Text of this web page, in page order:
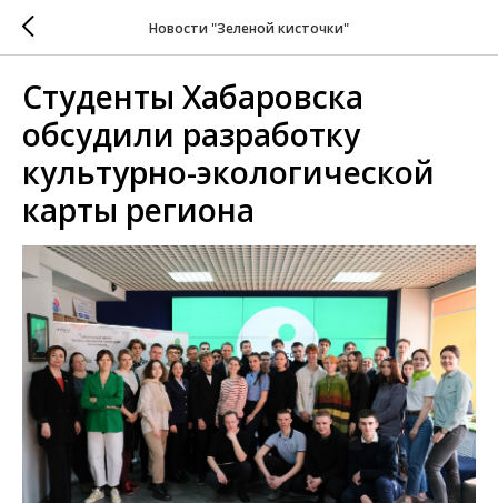
Новости "Зеленой кисточки"
Студенты Хабаровска
обсудили разработку
культурно-экологической
карты региона